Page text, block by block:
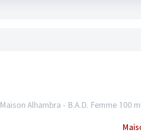
Maison Alhambra - B.A.D. Femme 100